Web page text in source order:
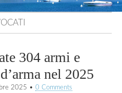
304 armi e
nel 2025
2025 • 0 Comments